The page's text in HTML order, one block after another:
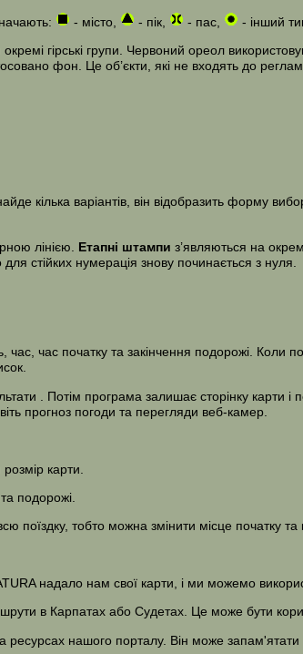
- місто, - пік, - пас, - інший
гірські групи. Червоний ореол
фон. Це об’єкти, які не входять до
кілька варіантів, він відобразить форму
лінією. Етапні штампи з’являються на
стійких нумерація знову починається з нуля.
час початку та закінчення подорожі. Коли
. Потім програма залишає сторінку карти
прогноз погоди та перегляди веб-камер.
карти.
подорожі.
тобто можна змінити місце початку та
надало нам свої карти, і ми можемо
в Карпатах або Судетах. Це може бути
нашого порталу. Він може запам'ятати